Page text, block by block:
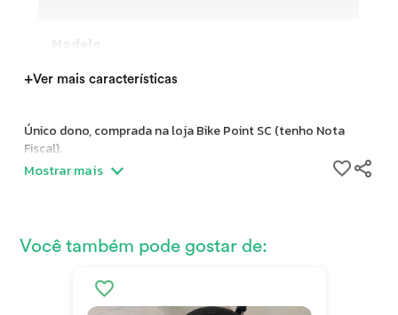
+Ver mais características
Único dono, comprada na loja Bike Point SC (tenho Nota
Fiscal).
Mostrar mais
Você também pode gostar de: